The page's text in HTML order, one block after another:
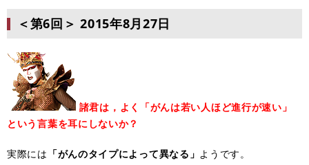
＜第6回＞ 2015年8月27日
諸君は，よく「がんは若い人ほど進行が速い」
という言葉を耳にしないか？
実際には 「がんのタイプによって異なる」 ようです。